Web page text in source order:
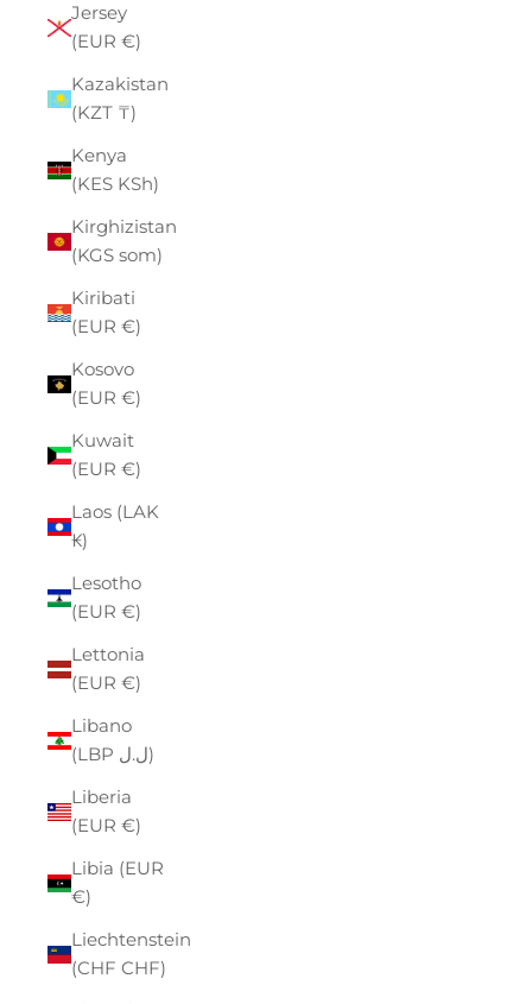
Jersey
(EUR €)
Kazakistan
(KZT ₸)
Kenya
(KES KSh)
Kirghizistan
(KGS som)
Kiribati
(EUR €)
Kosovo
(EUR €)
Kuwait
(EUR €)
Laos (LAK
₭)
Lesotho
(EUR €)
Lettonia
(EUR €)
Libano
(LBP ل.ل)
Liberia
(EUR €)
Libia (EUR
€)
Liechtenstein
(CHF CHF)